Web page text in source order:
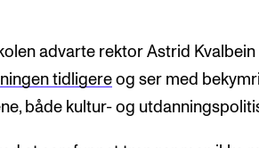
advarte rektor Astrid
tidligere og ser med
både kultur- og